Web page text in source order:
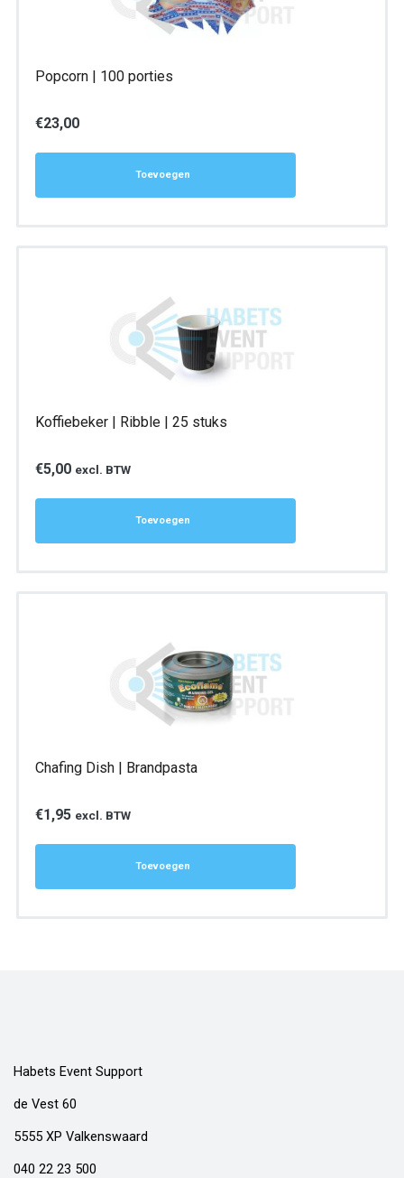
Popcorn | 100 porties
€23,00
Toevoegen
Koffiebeker | Ribble | 25 stuks
€5,00 excl. BTW
Toevoegen
Chafing Dish | Brandpasta
€1,95 excl. BTW
Toevoegen
Habets Event Support
de Vest 60
5555 XP Valkenswaard
040 22 23 500